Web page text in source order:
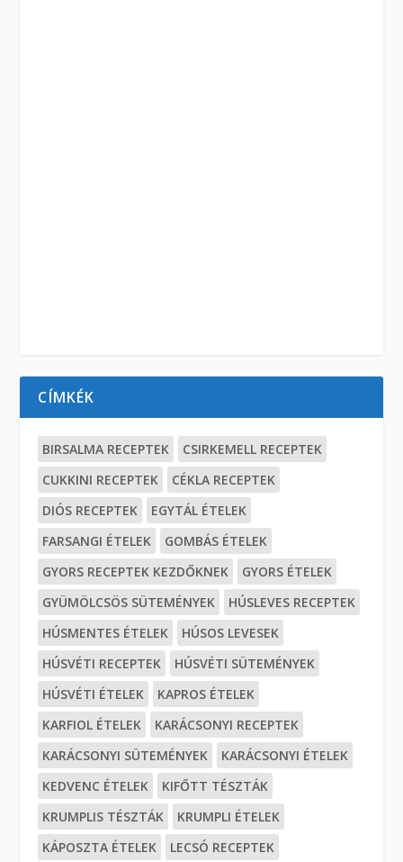
CÍMKÉK
BIRSALMA RECEPTEK
CSIRKEMELL RECEPTEK
CUKKINI RECEPTEK
CÉKLA RECEPTEK
DIÓS RECEPTEK
EGYTÁL ÉTELEK
FARSANGI ÉTELEK
GOMBÁS ÉTELEK
GYORS RECEPTEK KEZDŐKNEK
GYORS ÉTELEK
GYÜMÖLCSÖS SÜTEMÉNYEK
HÚSLEVES RECEPTEK
HÚSMENTES ÉTELEK
HÚSOS LEVESEK
HÚSVÉTI RECEPTEK
HÚSVÉTI SÜTEMÉNYEK
HÚSVÉTI ÉTELEK
KAPROS ÉTELEK
KARFIOL ÉTELEK
KARÁCSONYI RECEPTEK
KARÁCSONYI SÜTEMÉNYEK
KARÁCSONYI ÉTELEK
KEDVENC ÉTELEK
KIFŐTT TÉSZTÁK
KRUMPLIS TÉSZTÁK
KRUMPLI ÉTELEK
KÁPOSZTA ÉTELEK
LECSÓ RECEPTEK